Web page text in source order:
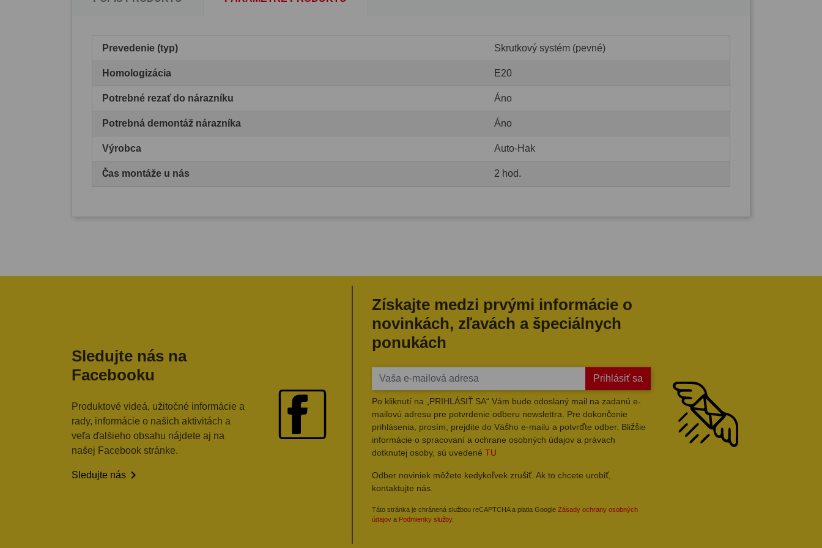
Prevedenie (typ) Skrutkový systém (pevné)
Homologizácia E20
Potrebné rezať do nárazníku Áno
Potrebná demontáž nárazníka Áno
Výrobca Auto-Hak
Čas montáže u nás 2 hod.
Sledujte nás na
Facebooku
Produktové videá, užitočné informácie a
rady, informácie o našich aktivitách a
veľa ďalšieho obsahu nájdete aj na
našej Facebook stránke.
Sledujte nás 
Získajte medzi prvými informácie o
novinkách, zľavách a špeciálnych
ponukách
Prihlásiť sa
Po kliknutí na „PRIHLÁSIŤ SA“ Vám bude odoslaný mail na zadanú e-
mailovú adresu pre potvrdenie odberu newslettra. Pre dokončenie
prihlásenia, prosím, prejdite do Vášho e-mailu a potvrďte odber. Bližšie
informácie o spracovaní a ochrane osobných údajov a právach
dotknutej osoby, sú uvedené TU
Odber noviniek môžete kedykoľvek zrušiť. Ak to chcete urobiť,
kontaktujte nás.
Táto stránka je chránená službou reCAPTCHA a platia Google Zásady ochrany osobných
údajov a Podmienky služby.